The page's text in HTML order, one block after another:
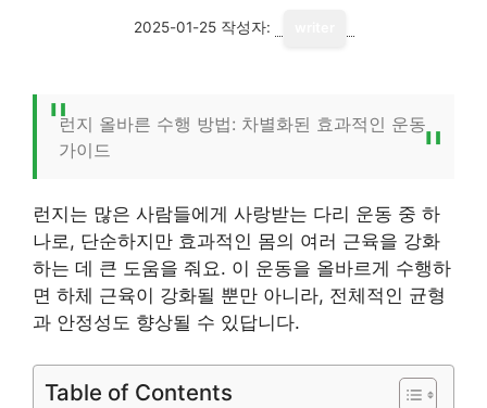
2025-01-25 작성자:
런지 올바른 수행 방법: 차별화된 효과적인 운동
가이드
런지는 많은 사람들에게 사랑받는 다리 운동 중 하
나로, 단순하지만 효과적인 몸의 여러 근육을 강화
하는 데 큰 도움을 줘요. 이 운동을 올바르게 수행하
면 하체 근육이 강화될 뿐만 아니라, 전체적인 균형
과 안정성도 향상될 수 있답니다.
Table of Contents